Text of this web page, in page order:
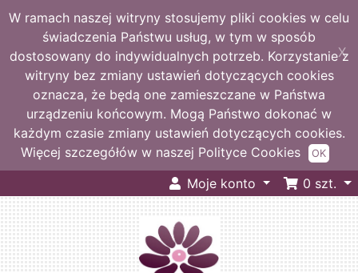
W ramach naszej witryny stosujemy pliki cookies w celu
świadczenia Państwu usług, w tym w sposób
dostosowany do indywidualnych potrzeb. Korzystanie z
witryny bez zmiany ustawień dotyczących cookies
oznacza, że będą one zamieszczane w Państwa
urządzeniu końcowym. Mogą Państwo dokonać w
każdym czasie zmiany ustawień dotyczących cookies.
Więcej szczegółów w naszej Polityce Cookies
X
OK
Moje konto 0 szt.